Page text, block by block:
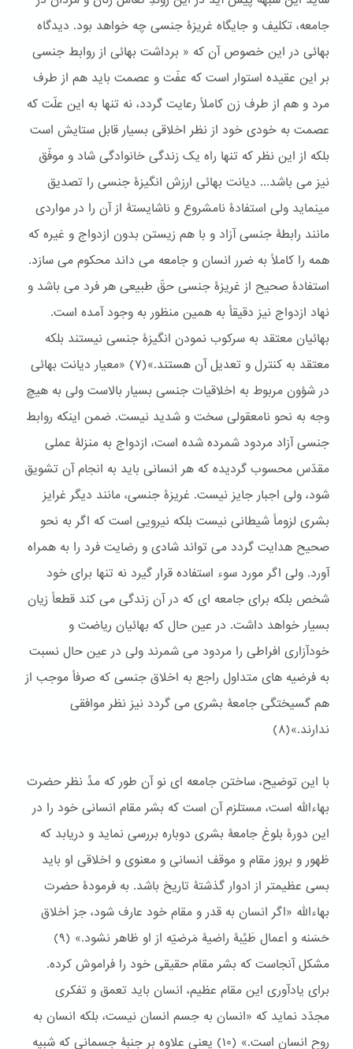
جامعه، تکلیف و جایگاه غریزۀ جنسی چه خواهد بود. دیدگاه
بهائی در این خصوص آن که « برداشت بهائی از روابط جنسی
بر این عقیده استوار است که عفّت و عصمت باید هم از طرف
مرد و هم از طرف زن کاملاً رعایت گردد، نه تنها به این علّت که
عصمت به خودی خود از نظر اخلاقی بسیار قابل ستایش است
بلکه از این نظر که تنها راه یک زندگی خانوادگی شاد و موفّق
نیز می باشد... دیانت بهائی ارزش انگیزۀ جنسی را تصدیق
می‎نماید ولی استفادۀ نامشروع و ناشایستۀ از آن را در مواردی
مانند رابطۀ جنسی آزاد و با هم زیستن بدون ازدواج و غیره که
همه را کاملاً به ضرر انسان و جامعه می داند محکوم می سازد.
استفادۀ صحیح از غریزۀ جنسی حقّ طبیعی هر فرد می باشد و
نهاد ازدواج نیز دقیقاً به همین منظور به وجود آمده است.
بهائیان معتقد به سرکوب نمودن انگیزۀ جنسی نیستند بلکه
معتقد به کنترل و تعدیل آن هستند.»(٧) «معیار دیانت بهائی
در شؤون مربوط به اخلاقیات جنسی بسیار بالاست ولی به هیچ
وجه به نحو نامعقولی سخت و شدید نیست. ضمن اینکه روابط
جنسی آزاد مردود شمرده شده است، ازدواج به منزلۀ عملی
مقدّس محسوب گردیده که هر انسانی باید به انجام آن تشویق
شود، ولی اجبار جایز نیست. غریزۀ جنسی، مانند دیگر غرایز
بشری لزوماً شیطانی نیست بلکه نیرویی است که اگر به نحو
صحیح هدایت گردد می تواند شادی و رضایت فرد را به همراه
آورد. ولی اگر مورد سوء استفاده قرار گیرد نه تنها برای خود
شخص بلکه برای جامعه ای که در آن زندگی می کند قطعاً زیان
بسیار خواهد داشت. در عین حال که بهائیان ریاضت و
خودآزاری افراطی را مردود می شمرند ولی در عین حال نسبت
به فرضیه های متداول راجع به اخلاق جنسی که صرفاً موجب از
هم گسیختگی جامعۀ بشری می گردد نیز نظر موافقی
ندارند.»(٨)
با این توضیح، ساختن جامعه ای نو آن طور که مدِّ نظر حضرت
بهاءالله است، مستلزم آن است که بشر مقام انسانی خود را در
این دورۀ بلوغ جامعۀ بشری دوباره بررسی نماید و دریابد که
ظهور و بروز مقام و موقف انسانی و معنوی و اخلاقی او باید
بسی عظیمتر از ادوار گذشتۀ تاریخ باشد. به فرمودۀ حضرت
بهاءالله «اگر انسان به قدر و مقام خود عارف شود، جز اَخلاق
حَسَنه و اَعمال طَيِّبۀ راضيۀ مَرضيّه از او ظاهر نشود.» (٩)
مشکل آنجاست که بشر مقام حقیقی خود را فراموش کرده.
برای یادآوری این مقام عظیم، انسان باید تعمق و تفکری
مجدّد نماید که «انسان به جسم انسان نیست، بلکه انسان به
روح انسان است.» (١۰) یعنی علاوه بر جنبۀ جسمانی که شبیه